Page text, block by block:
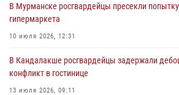
30 июля 2026, 14:05
В Управлении Росгвардии по Мурманской
равноапостольного великого князя
29 июля 2026, 12:17
В Мурманске росгвардейцы пресекли
гипермаркета
10 июля 2026, 12:31
В Кандалакше росгвардейцы задержали
конфликт в гостинице
13 июля 2026, 09:11